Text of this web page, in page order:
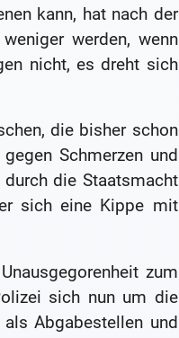
kann, hat nach der
werden, wenn
nicht, es dreht sich
die bisher schon
Schmerzen und
die Staatsmacht
sich eine Kippe mit
zum
sich nun um die
Abgabestellen und